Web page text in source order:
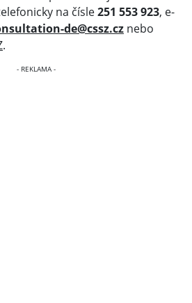
na čísle251 553 923, e-
de@cssz.cz nebo
.